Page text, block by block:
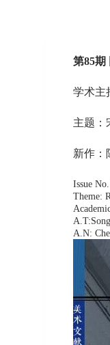
第85期
学术主
主题：
新作：
Issue
Theme:
A.N: